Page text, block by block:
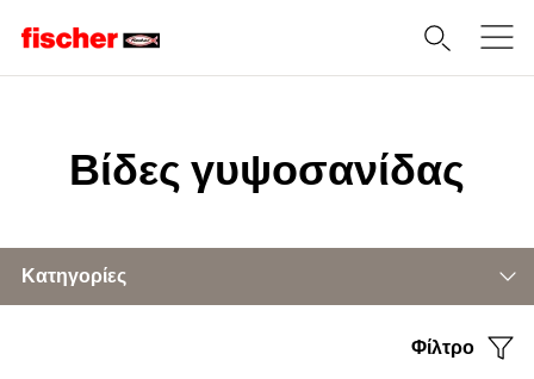
Βίδες γυψοσανίδας
Κατηγορίες
Φίλτρο